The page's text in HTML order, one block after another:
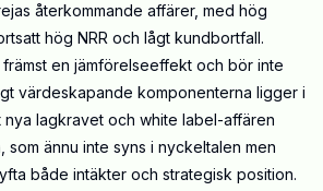
återkommande affärer, med hög
hög NRR och lågt kundbortfall.
främst en jämförelseeffekt och bör inte
värdeskapande komponenterna ligger i
lagkravet och white label-affären
som ännu inte syns i nyckeltalen men
både intäkter och strategisk position.